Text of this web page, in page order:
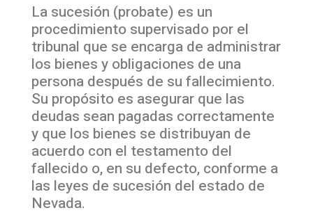
La sucesión (probate) es un
procedimiento supervisado por el
tribunal que se encarga de administrar
los bienes y obligaciones de una
persona después de su fallecimiento.
Su propósito es asegurar que las
deudas sean pagadas correctamente
y que los bienes se distribuyan de
acuerdo con el testamento del
fallecido o, en su defecto, conforme a
las leyes de sucesión del estado de
Nevada.